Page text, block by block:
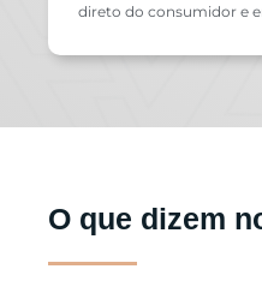
direto do consumidor e
O que dizem